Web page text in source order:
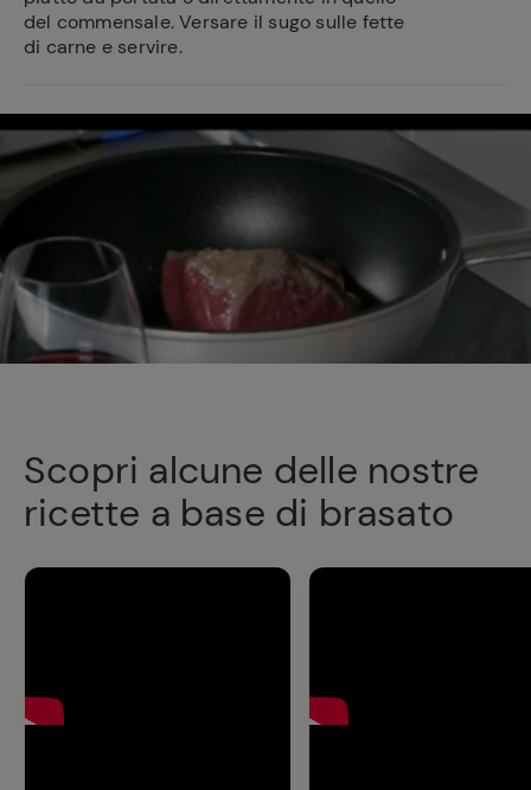
del commensale. Versare il sugo sulle fette
di carne e servire.
Scopri alcune delle nostre
ricette a base di brasato